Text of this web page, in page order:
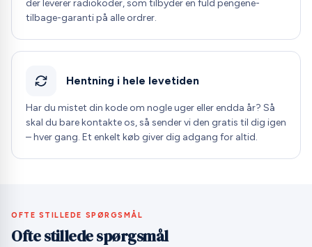
der leverer radiokoder, som tilbyder en fuld pengene-
tilbage-garanti på alle ordrer.
Hentning i hele levetiden
Har du mistet din kode om nogle uger eller endda år? Så
skal du bare kontakte os, så sender vi den gratis til dig igen
– hver gang. Et enkelt køb giver dig adgang for altid.
OFTE STILLEDE SPØRGSMÅL
Ofte stillede spørgsmål